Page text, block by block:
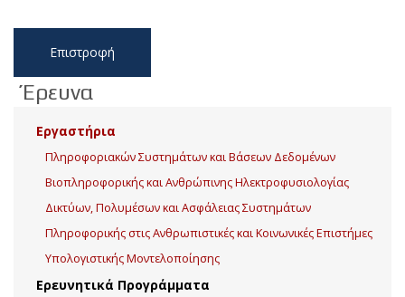
Επιστροφή
Έρευνα
Εργαστήρια
Πληροφοριακών Συστημάτων και Βάσεων Δεδομένων
Βιοπληροφορικής και Ανθρώπινης Ηλεκτροφυσιολογίας
Δικτύων, Πολυμέσων και Ασφάλειας Συστημάτων
Πληροφορικής στις Ανθρωπιστικές και Κοινωνικές Επιστήμες
Υπολογιστικής Μοντελοποίησης
Ερευνητικά Προγράμματα